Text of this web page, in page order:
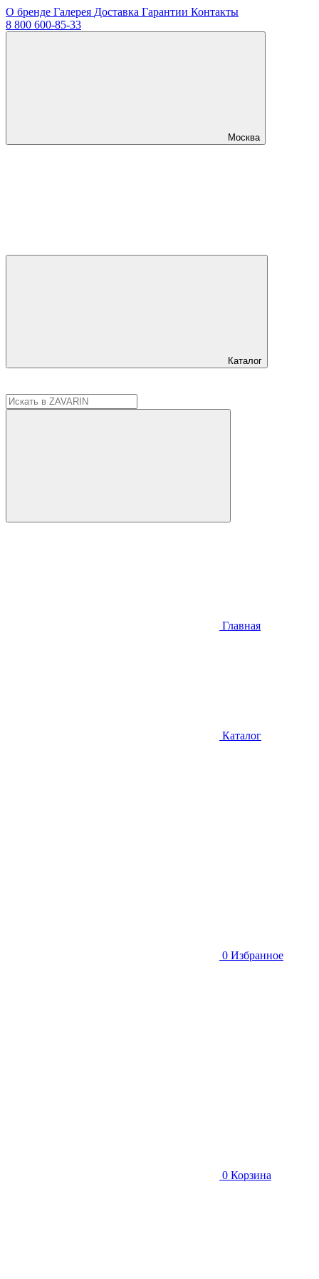
О бренде Галерея Доставка Гарантии Контакты
8 800 600-85-33
Москва
Каталог
Главная
Каталог
0 Избранное
0 Корзина